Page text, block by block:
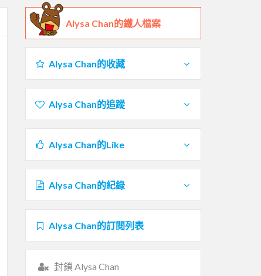
Alysa Chan的鐵人檔案
Alysa Chan的收藏
Alysa Chan的追蹤
Alysa Chan的Like
Alysa Chan的紀錄
Alysa Chan的訂閱列表
封鎖 Alysa Chan